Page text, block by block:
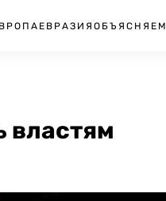
ЕВРАЗИЯ ОБЪЯСНЯЕМ
властям